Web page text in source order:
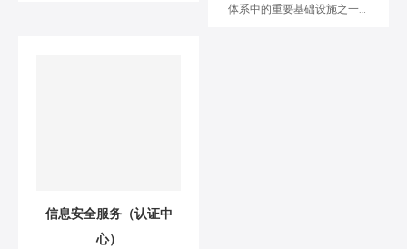
体系中的重要基础设施之一，
信息安全服务（认证中
心）